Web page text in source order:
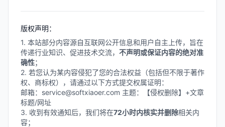
体化数智化解决方案。
版权声明：
1. 本站部分内容源自互联网公开信息和用户自主上传，旨在
传递行业知识、促进技术交流， 不声明或保证内容的绝对准
确性；
2. 若您认为某内容侵犯了您的合法权益（包括但不限于著作
权、商标权），请通过以下方式提交权属证明：
邮箱：service@softxiaoer.com 主题：【侵权删除】+文章
标题/网址
3. 收到有效通知后，我们将在72小时内核实并删除相关内
容；